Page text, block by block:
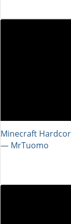
Minecraft
― MrTuomo